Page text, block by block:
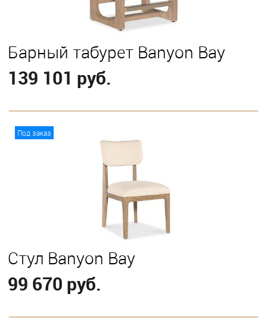
Барный табурет Banyon Bay
139 101 руб.
Под заказ
Стул Banyon Bay
99 670 руб.